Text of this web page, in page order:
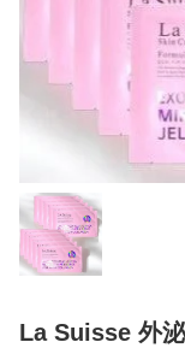
La Suisse 外